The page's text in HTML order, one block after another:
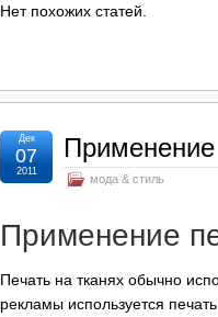
Нет похожих статей.
Применение
мода & стиль
Дек
07
2011
Применение
Печать на тканях обычно
рекламы используется